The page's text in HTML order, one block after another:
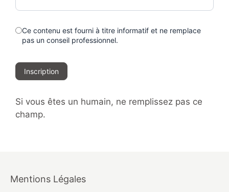
Ce contenu est fourni à titre informatif et ne remplace
pas un conseil professionnel.
Inscription
Si vous êtes un humain, ne remplissez pas ce
champ.
Mentions Légales